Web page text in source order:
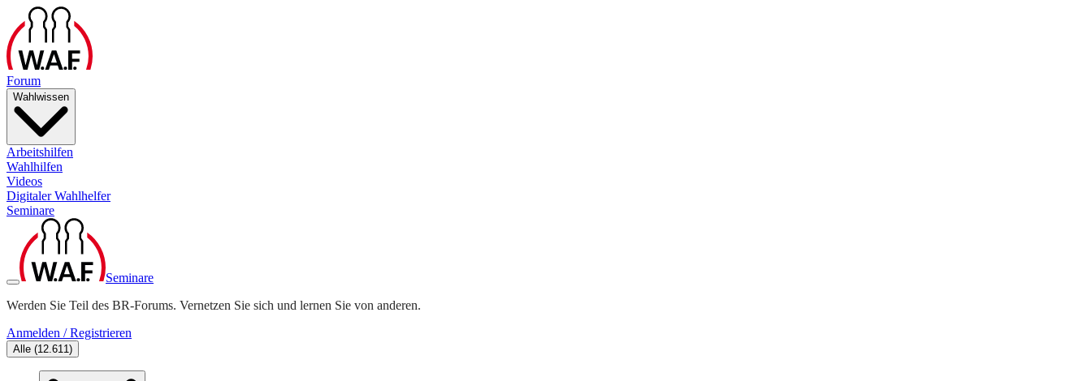
Forum
Wahlwissen
Arbeitshilfen
Wahlhilfen
Videos
Digitaler Wahlhelfer
Seminare
Seminare
Werden Sie Teil des BR-Forums. Vernetzen Sie sich und lernen Sie von anderen.
Anmelden / Registrieren
Alle (12.611)